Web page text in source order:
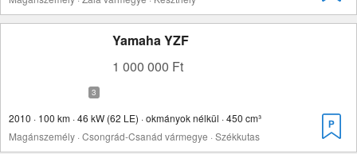
Yamaha YZF
1 000 000 Ft
2010 · 100 km · 46 kW (62 LE) · okmányok nélkül · 450 cm³
Magánszemély · Csongrád-Csanád vármegye · Székkutas